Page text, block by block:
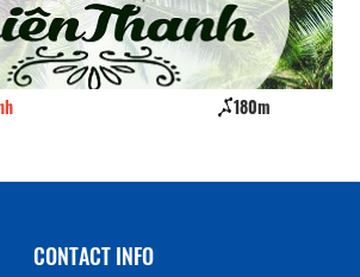
180m
CONTACT INFO